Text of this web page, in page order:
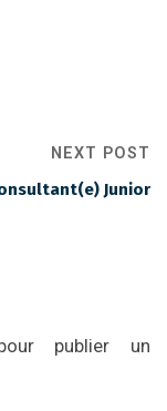
NEXT POST
Junior
publier un